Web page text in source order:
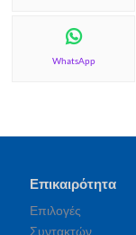
WhatsApp
Επικαιρότητα
Επιλογές
Συντακτών